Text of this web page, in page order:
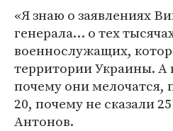
«Я знаю о заявлениях
генерала… о тех
военнослужащих,
территории Украины. А
почему они мелочатся,
20, почему не сказали
Антонов.